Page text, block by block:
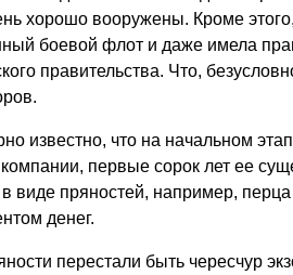
хорошо вооружены. Кроме
боевой флот и даже имела
правительства. Что,
известно, что на начальном
первые сорок лет ее
в виде пряностей, например,
денег.
перестали быть чересчур